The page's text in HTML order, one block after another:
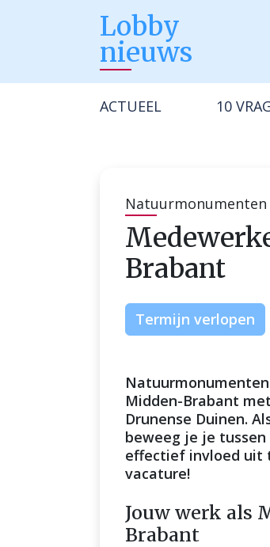
Lobby
nieuws
ACTUEEL 10
Natuurmonumenten
Brabant
Termijn verlopen
Midden-Brabant
Drunense Duinen.
beweeg je je
effectief invloed uit
vacature!
Jouw werk als
Brabant